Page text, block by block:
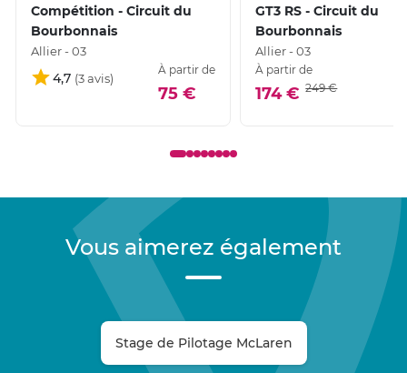
Compétition - Circuit du
Bourbonnais
Allier - 03
4,7
À partir de
75 €
GT3 RS - Circuit du
Bourbonnais
Allier - 03
À partir de
174 € 249 €
Vous aimerez également
Stage de Pilotage McLaren